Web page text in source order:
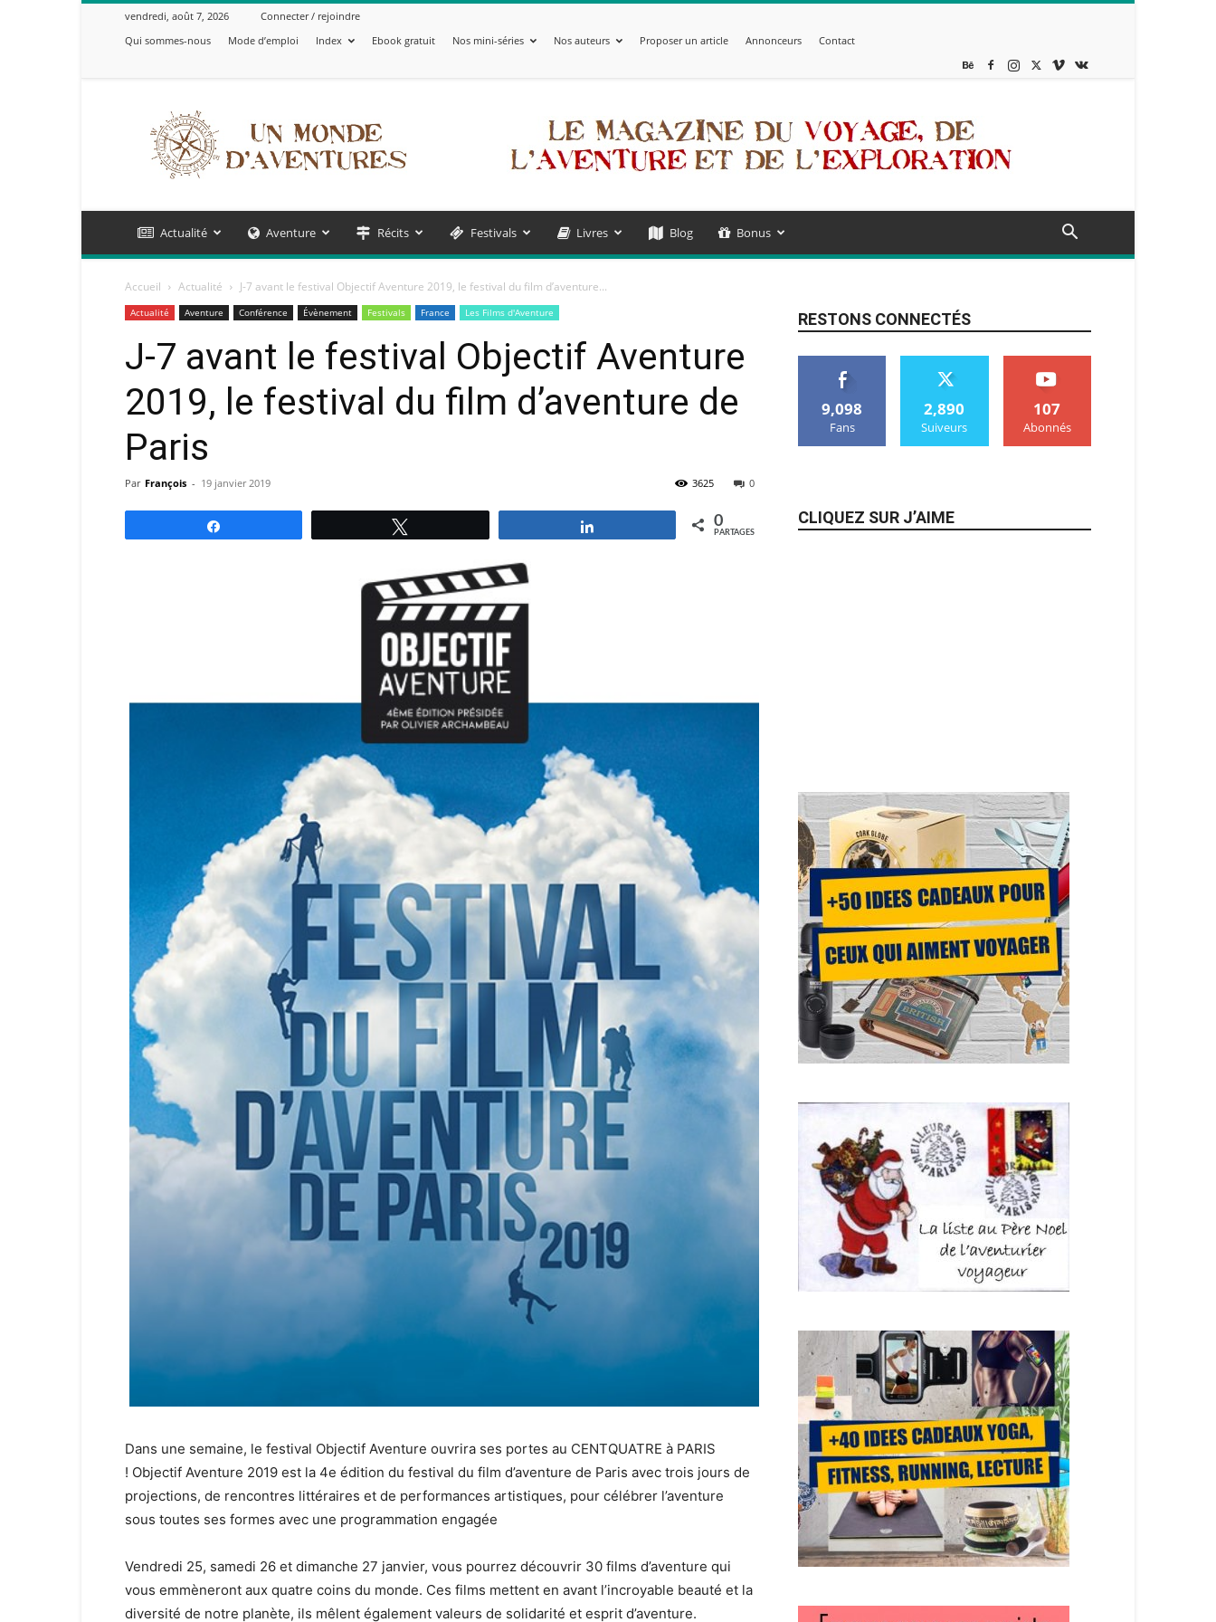
vendredi, août 7, 2026
Connecter / rejoindre
Qui sommes-nous
Mode d’emploi Index Ebook gratuit Nos mini-séries Nos auteurs Proposer un article Annonceurs Contact
Monde
d'Aventures
Actualité Aventure Récits Festivals Livres Blog Bonus
Accueil Actualité J-7 avant le festival Objectif Aventure 2019, le festival du film d’aventure...
Actualité Aventure Conférence Évènement Festivals France Les Films d'Aventure
J-7 avant le festival Objectif Aventure
2019, le festival du film d’aventure de
Paris
Par François - 19 janvier 2019 0
3625
0
PARTAGES
Dans une semaine, le festival Objectif Aventure ouvrira ses portes au CENTQUATRE à PARIS
! Objectif Aventure 2019 est la 4e édition du festival du film d’aventure de Paris avec trois jours de
projections, de rencontres littéraires et de performances artistiques, pour célébrer l’aventure
sous toutes ses formes avec une programmation engagée
Vendredi 25, samedi 26 et dimanche 27 janvier, vous pourrez découvrir 30 films d’aventure qui
vous emmèneront aux quatre coins du monde. Ces films mettent en avant l’incroyable beauté et la
diversité de notre planète, ils mêlent également valeurs de solidarité et esprit d’aventure.
RESTONS CONNECTÉS
9,098
Fans
2,890
Suiveurs
107
Abonnés
CLIQUEZ SUR J’AIME